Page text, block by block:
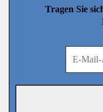
Tragen Sie